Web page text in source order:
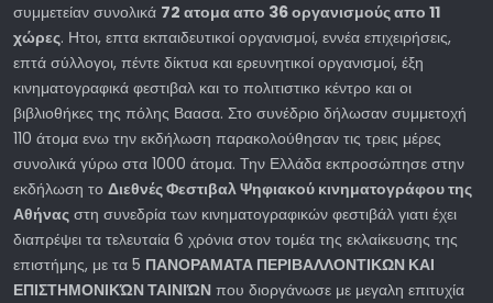
συμμετείαν συνολικά 72 ατομα απο 36 οργανισμούς απο 11
χώρες. Ητοι, επτα εκπαιδευτικοί οργανισμοί, εννέα επιχειρήσεις,
επτά σύλλογοι, πέντε δίκτυα και ερευνητικοί οργανισμοί, έξη
κινηματογραφικά φεστιβαλ και το πολιτιστικο κέντρο και οι
βιβλιοθήκες της πόλης Βαασα. Στο συνέδριο δήλωσαν συμμετοχή
110 άτομα ενω την εκδήλωση παρακολούθησαν τις τρεις μέρες
συνολικά γύρω στα 1000 άτομα. Την Ελλάδα εκπροσώπησε στην
εκδήλωση το Διεθνές Φεστιβαλ Ψηφιακού κινηματογράφου της
Αθήνας στη συνεδρία των κινηματογραφικών φεστιβάλ γιατι έχει
διαπρέψει τα τελευταία 6 χρόνια στον τομέα της εκλαίκευσης της
επιστήμης, με τα 5 ΠΑΝΟΡΑΜΑΤΑ ΠΕΡΙΒΑΛΛΟΝΤΙΚΩΝ ΚΑΙ
ΕΠΙΣΤΗΜΟΝΙΚΏΝ ΤΑΙΝΙΏΝ που διοργάνωσε με μεγαλη επιτυχία